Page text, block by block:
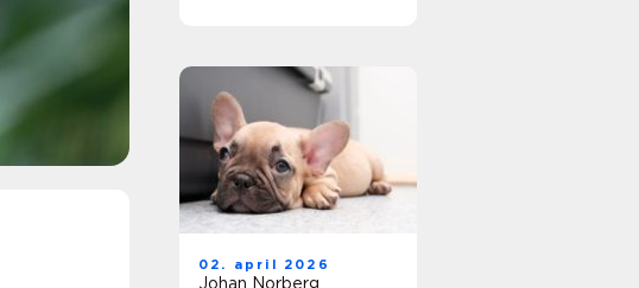
02. april 2026
Johan Norberg